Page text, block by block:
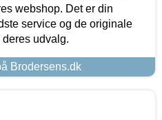
webshop. Det er din
service og de originale
deres udvalg.
Brodersens.dk